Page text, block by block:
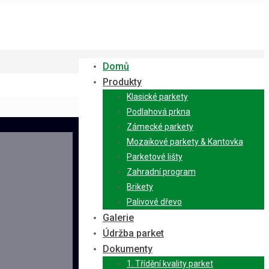
Domů
Produkty
Klasické parkety
Podlahová prkna
Zámecké parkety
Mozaikové parkety & Kantovka
Parketové lišty
Zahradní program
Brikety
Palivové dřevo
Galerie
Údržba parket
Dokumenty
1. Třídění kvality parket